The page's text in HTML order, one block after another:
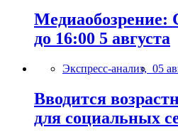
Медиаобозрение:
до 16:00 5 августа
Экспресс-анализ, 05
Вводится
для социальных